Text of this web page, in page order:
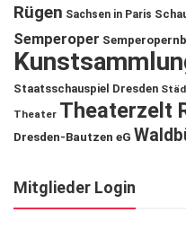
Rügen Sachsen in Paris
Semperoper
Staatsschauspiel Dresden
Theater Theaterzelt
Dresden-Bautzen eG
Mitglieder Login